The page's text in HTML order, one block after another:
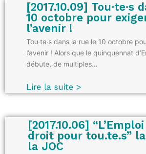
[2017.10.09] Tou∙te∙s
10 octobre pour
l’avenir !
Tou∙te∙s dans la rue le 10 octobre
l’avenir ! Alors que le quinquennat
débute, de multiples…
Lire la suite >
[2017.10.06]
droit pour tou.te.s”
la JOC